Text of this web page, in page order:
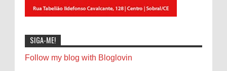
SIGA-ME!
Follow my blog with Bloglovin